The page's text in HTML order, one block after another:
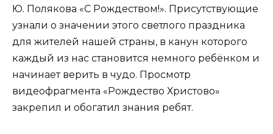
Ю. Полякова «С Рождеством!». Присутствующие
узнали о значении этого светлого праздника
для жителей нашей страны, в канун которого
каждый из нас становится немного ребёнком и
начинает верить в чудо. Просмотр
видеофрагмента «Рождество Христово»
закрепил и обогатил знания ребят.